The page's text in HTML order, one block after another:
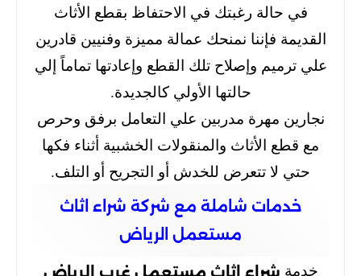
في حالة رغبتك في الاحتفاظ بقطع الأثاث
القديمة فإننا نمنحك عمالة مميزة وفنيين قادرين
علي ترميم وإصلاح تلك القطع وإعادتها تماماً إلي
حالتها الأولي كالجديدة.
نجارين مهرة مدربين علي التعامل برفق وحرص
مع قطع الأثاث والمنقولات الخشبية أثناء فكها
حتي لا تتعرض للخدش أو التجريح أو التلف.
خدمات شاملة مع شركة شراء اثاث
مستعمل الرياض
خدمة